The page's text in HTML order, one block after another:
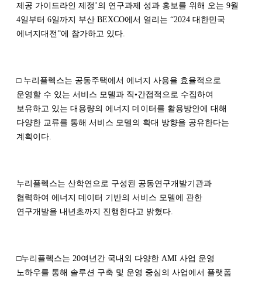
제공 가이드라인 제정’의 연구과제 성과 홍보를 위해 오는 9월
4일부터 6일까지 부산 BEXCO에서 열리는 “2024 대한민국
에너지대전”에 참가하고 있다.
□ 누리플렉스는 공동주택에서 에너지 사용을 효율적으로
운영할 수 있는 서비스 모델과 직•간접적으로 수집하여
보유하고 있는 대용량의 에너지 데이터를 활용방안에 대해
다양한 교류를 통해 서비스 모델의 확대 방향을 공유한다는
계획이다.
누리플렉스는 산학연으로 구성된 공동연구개발기관과
협력하여 에너지 데이터 기반의 서비스 모델에 관한
연구개발을 내년초까지 진행한다고 밝혔다.
□누리플렉스는 20여년간 국내외 다양한 AMI 사업 운영
노하우를 통해 솔루션 구축 및 운영 중심의 사업에서 플랫폼